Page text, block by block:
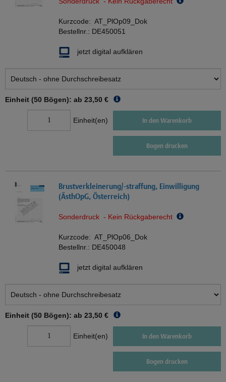
Kurzcode: AT_PlOp09_Dok
Bestellnr.: DE450051
jetzt digital aufklären
Einheit (50 Bögen): ab 23,50 €
Einheit(en) In den Warenkorb
Bogen drucken
Brustverkleinerung/-straffung, Einwilligung
(ÄsthOpG, Österreich)
Sonderdruck - Kein Rückgaberecht
Kurzcode: AT_PlOp06_Dok
Bestellnr.: DE450048
jetzt digital aufklären
Einheit (50 Bögen): ab 23,50 €
Einheit(en) In den Warenkorb
Bogen drucken